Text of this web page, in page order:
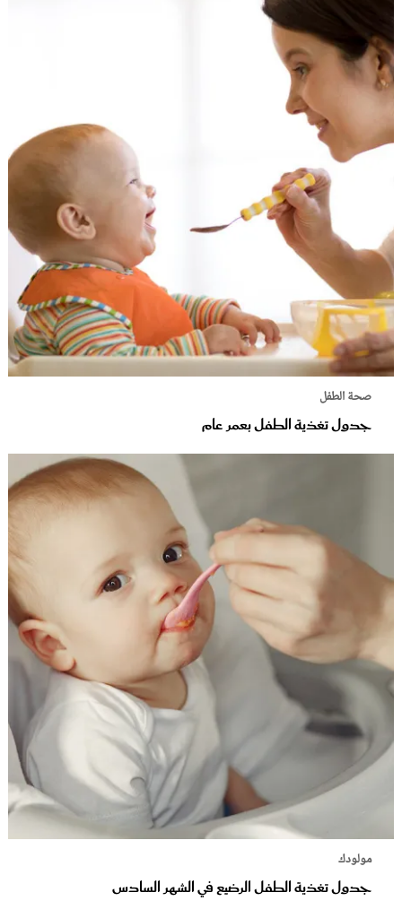
صحة الطفل
جدول تغذية الطفل بعمر عام
مولودك
جدول تغذية الطفل الرضيع في الشهر السادس